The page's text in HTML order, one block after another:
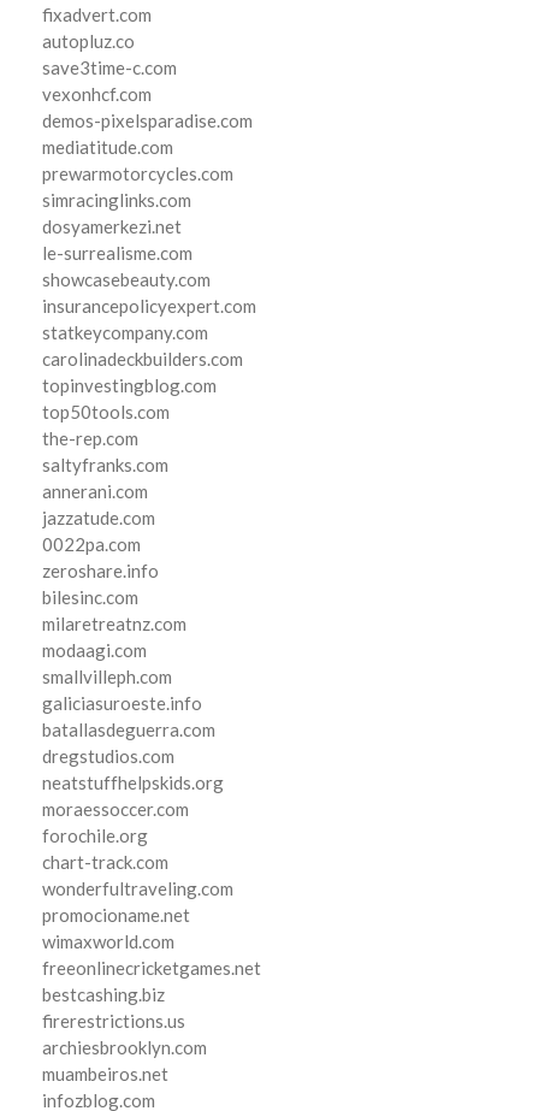
fixadvert.com
autopluz.co
save3time-c.com
vexonhcf.com
demos-pixelsparadise.com
mediatitude.com
prewarmotorcycles.com
simracinglinks.com
dosyamerkezi.net
le-surrealisme.com
showcasebeauty.com
insurancepolicyexpert.com
statkeycompany.com
carolinadeckbuilders.com
topinvestingblog.com
top50tools.com
the-rep.com
saltyfranks.com
annerani.com
jazzatude.com
0022pa.com
zeroshare.info
bilesinc.com
milaretreatnz.com
modaagi.com
smallvilleph.com
galiciasuroeste.info
batallasdeguerra.com
dregstudios.com
neatstuffhelpskids.org
moraessoccer.com
forochile.org
chart-track.com
wonderfultraveling.com
promocioname.net
wimaxworld.com
freeonlinecricketgames.net
bestcashing.biz
firerestrictions.us
archiesbrooklyn.com
muambeiros.net
infozblog.com